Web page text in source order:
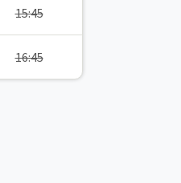
15:45
16:45